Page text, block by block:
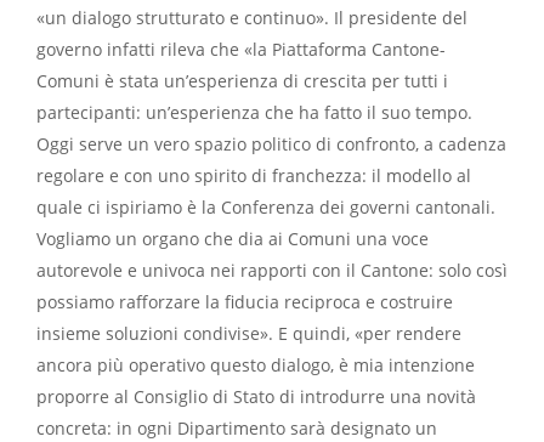
«un dialogo strutturato e continuo». Il presidente del
governo infatti rileva che «la Piattaforma Cantone-
Comuni è stata un’esperienza di crescita per tutti i
partecipanti: un’esperienza che ha fatto il suo tempo.
Oggi serve un vero spazio politico di confronto, a cadenza
regolare e con uno spirito di franchezza: il modello al
quale ci ispiriamo è la Conferenza dei governi cantonali.
Vogliamo un organo che dia ai Comuni una voce
autorevole e univoca nei rapporti con il Cantone: solo così
possiamo rafforzare la fiducia reciproca e costruire
insieme soluzioni condivise». E quindi, «per rendere
ancora più operativo questo dialogo, è mia intenzione
proporre al Consiglio di Stato di introdurre una novità
concreta: in ogni Dipartimento sarà designato un